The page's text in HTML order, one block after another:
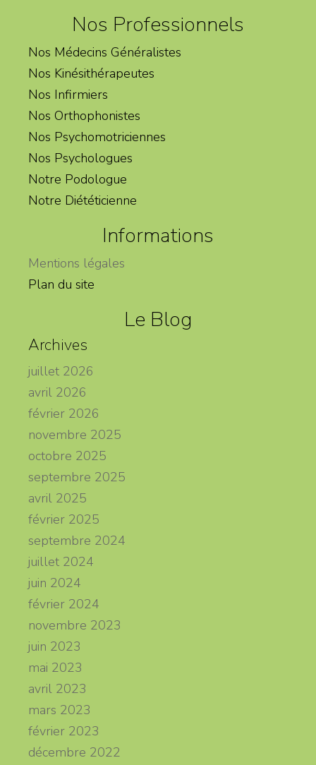
Nos Professionnels
Nos Médecins Généralistes
Nos Kinésithérapeutes
Nos Infirmiers
Nos Orthophonistes
Nos Psychomotriciennes
Nos Psychologues
Notre Podologue
Notre Diététicienne
Informations
Mentions légales
Plan du site
Le Blog
Archives
juillet 2026
avril 2026
février 2026
novembre 2025
octobre 2025
septembre 2025
avril 2025
février 2025
septembre 2024
juillet 2024
juin 2024
février 2024
novembre 2023
juin 2023
mai 2023
avril 2023
mars 2023
février 2023
décembre 2022